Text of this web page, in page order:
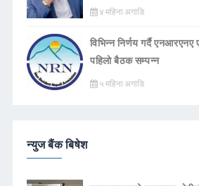
४ महिना अगाडि
विभिन्न निर्णय गर्दै
पहिलो बैठक सम्पन्न
५ महिना अगाडि
न्युज बैंक बिषेश